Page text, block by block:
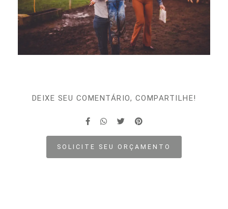
DEIXE SEU COMENTÁRIO, COMPARTILHE!
SOLICITE SEU ORÇAMENTO